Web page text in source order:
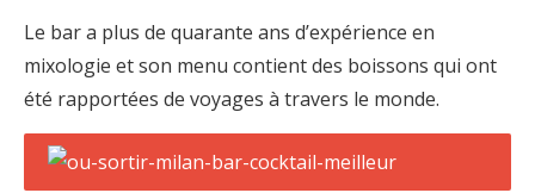
Le bar a plus de quarante ans d’expérience en
mixologie et son menu contient des boissons qui ont
été rapportées de voyages à travers le monde.